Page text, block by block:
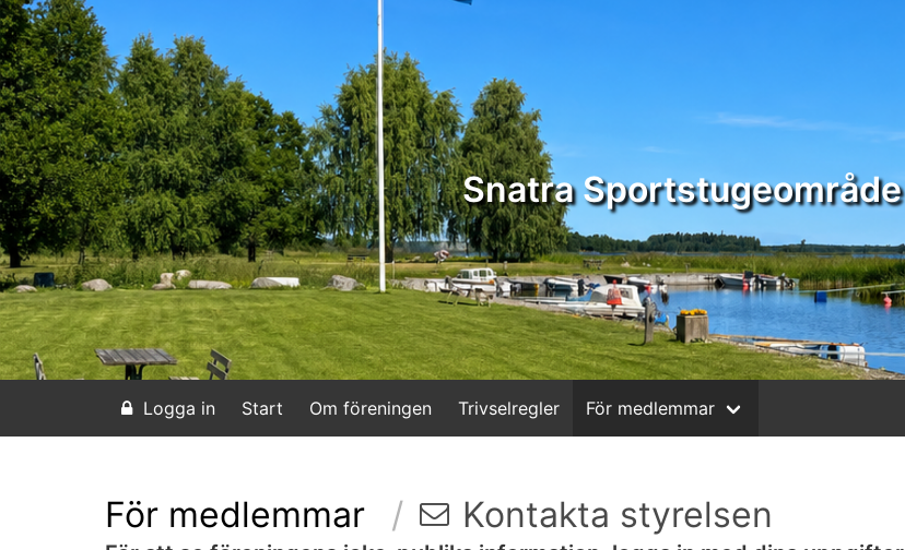
Snatra Sportstugeområde
Logga in Start Om föreningen Trivselregler För medlemmar
För medlemmar Kontakta styrelsen